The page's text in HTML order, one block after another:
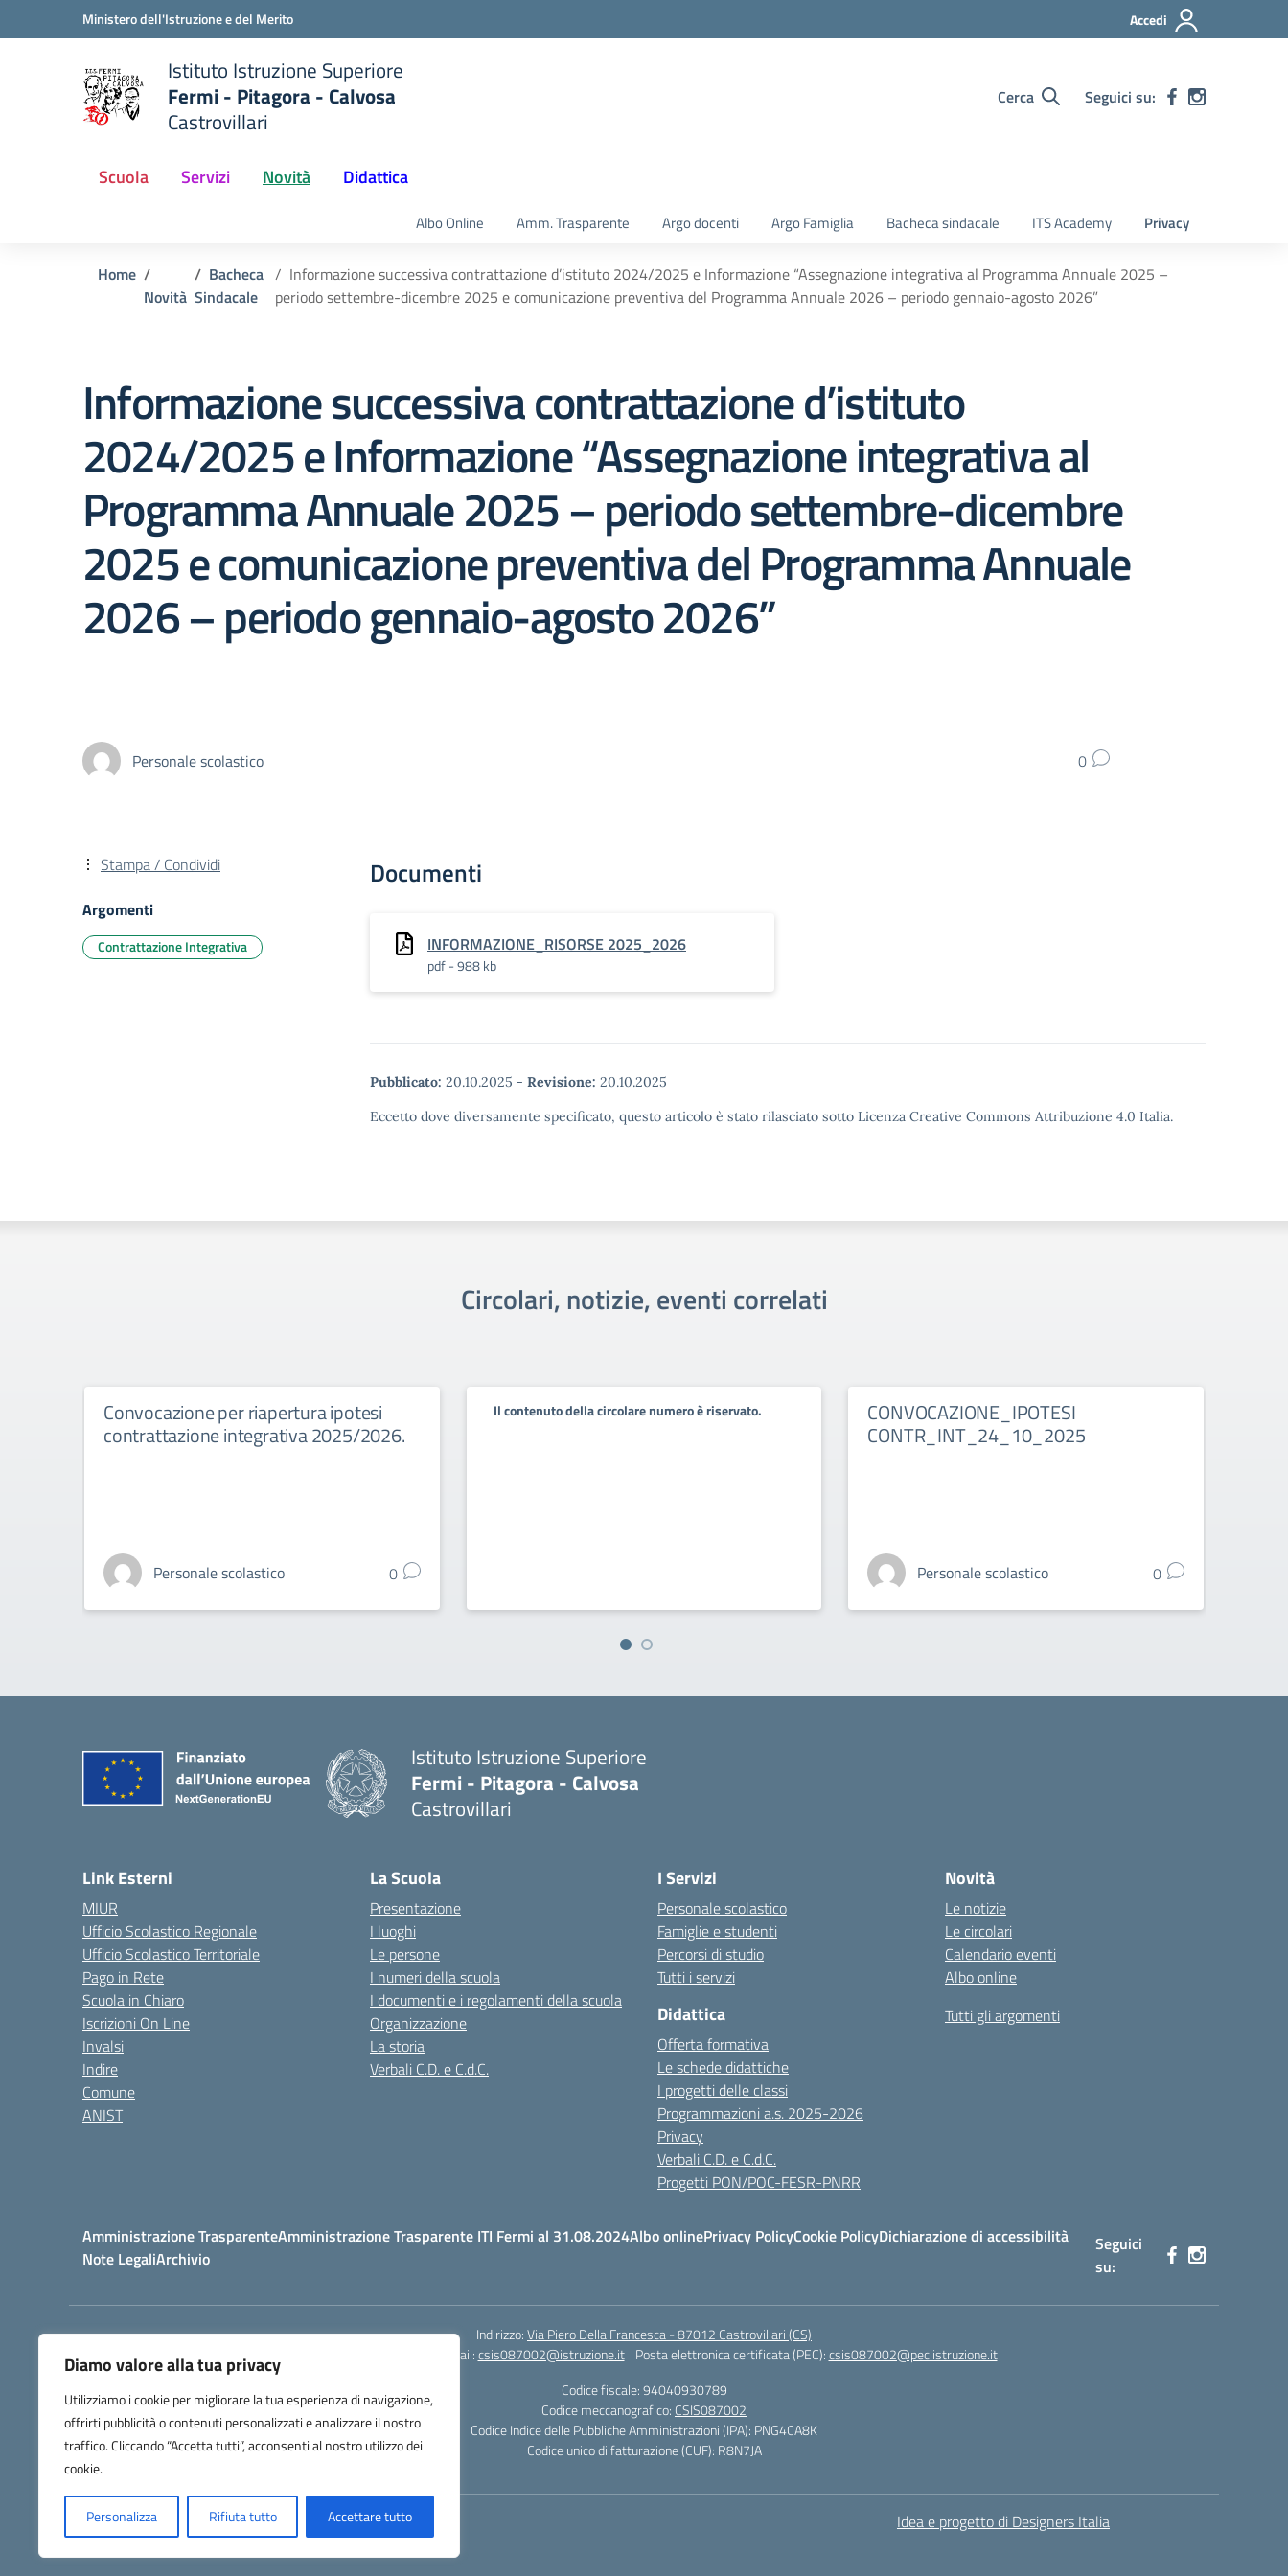
Diamo valore alla tua privacy
Utilizziamo i cookie per migliorare la tua esperienza di navigazione,
offrirti pubblicità o contenuti personalizzati e analizzare il nostro
traffico. Cliccando “Accetta tutti”, acconsenti al nostro utilizzo dei
cookie.
Personalizza Rifiuta tutto Accettare tutto
Vai ai contenuti
Vai al menu di navigazioneMinistero dell'Istruzione e del Merito Accedi
Istituto Istruzione Superiore
Fermi - Pitagora - Calvosa
Castrovillari
Cerca Seguici su:
Scuola Servizi Novità Didattica
Albo Online Amm. Trasparente Argo docenti Argo Famiglia Bacheca sindacale ITS Academy Privacy
Home
Novità
Bacheca
Sindacale
Informazione successiva contrattazione d’istituto 2024/2025 e Informazione “Assegnazione integrativa al Programma Annuale 2025 –
periodo settembre-dicembre 2025 e comunicazione preventiva del Programma Annuale 2026 – periodo gennaio-agosto 2026”
Informazione successiva contrattazione d’istituto
2024/2025 e Informazione “Assegnazione integrativa al
Programma Annuale 2025 – periodo settembre-dicembre
2025 e comunicazione preventiva del Programma Annuale
2026 – periodo gennaio-agosto 2026”
Personale scolastico 0
Documenti
INFORMAZIONE_RISORSE 2025_2026
pdf - 988 kb
Pubblicato: 20.10.2025 - Revisione: 20.10.2025
Eccetto dove diversamente specificato, questo articolo è stato rilasciato sotto Licenza Creative Commons Attribuzione 4.0 Italia.
Stampa / Condividi
Argomenti
Contrattazione Integrativa
Circolari, notizie, eventi correlati
Convocazione per riapertura ipotesi
contrattazione integrativa 2025/2026.
Personale scolastico 0
Il contenuto della circolare numero è riservato. CONVOCAZIONE_IPOTESI
CONTR_INT_24_10_2025
Personale scolastico 0
Istituto Istruzione Superiore
Fermi - Pitagora - Calvosa
Castrovillari
Link Esterni
MIUR
Ufficio Scolastico Regionale
Ufficio Scolastico Territoriale
Pago in Rete
Scuola in Chiaro
Iscrizioni On Line
Invalsi
Indire
Comune
ANIST
La Scuola
Presentazione
I luoghi
Le persone
I numeri della scuola
I documenti e i regolamenti della scuola
Organizzazione
La storia
Verbali C.D. e C.d.C.
I Servizi
Personale scolastico
Famiglie e studenti
Percorsi di studio
Tutti i servizi
Didattica
Offerta formativa
Le schede didattiche
I progetti delle classi
Programmazioni a.s. 2025-2026
Privacy
Verbali C.D. e C.d.C.
Progetti PON/POC-FESR-PNRR
Novità
Le notizie
Le circolari
Calendario eventi
Albo online
Tutti gli argomenti
Amministrazione TrasparenteAmministrazione Trasparente ITI Fermi al 31.08.2024Albo onlinePrivacy PolicyCookie PolicyDichiarazione di accessibilità
Note LegaliArchivio
Seguici
su:
Indirizzo:Via Piero Della Francesca - 87012 Castrovillari (CS)
Email:csis087002@istruzione.it Posta elettronica certificata (PEC):csis087002@pec.istruzione.it
Codice fiscale: 94040930789
Codice meccanografico: CSIS087002
Codice Indice delle Pubbliche Amministrazioni (IPA): PNG4CA8K
Codice unico di fatturazione (CUF): R8N7JA
Idea e progetto di Designers Italia